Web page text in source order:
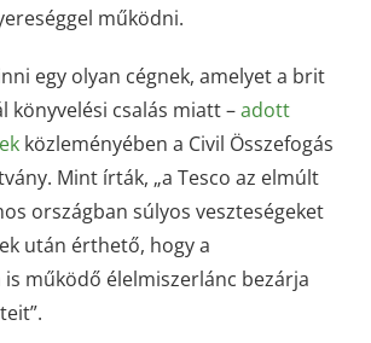
működni.
egy olyan cégnek, amelyet a brit
könyvelési csalás miatt –adott
közleményében a Civil Összefogás
Mint írták, „a Tesco az elmúlt
országban súlyos veszteségeket
után érthető, hogy a
működő élelmiszerlánc bezárja